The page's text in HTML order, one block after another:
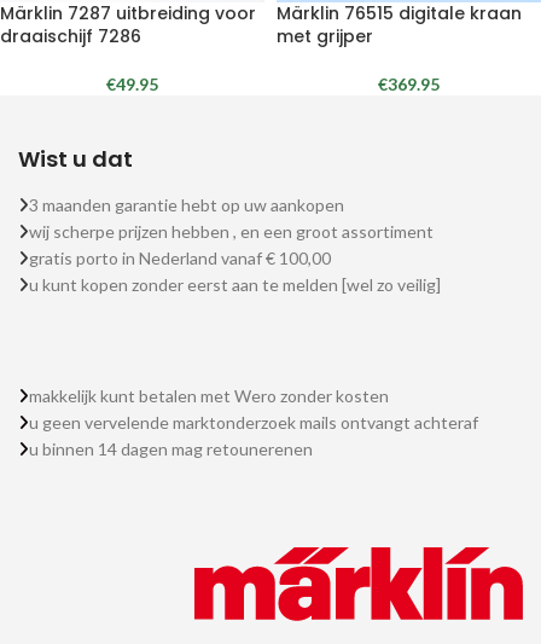
Märklin 7287 uitbreiding voor
draaischijf 7286
€49.95
Märklin 76515 digitale kraan
met grijper
€369.95
Wist u dat
3 maanden garantie hebt op uw aankopen
wij scherpe prijzen hebben , en een groot assortiment
gratis porto in Nederland vanaf € 100,00
u kunt kopen zonder eerst aan te melden [wel zo veilig]
makkelijk kunt betalen met Wero zonder kosten
u geen vervelende marktonderzoek mails ontvangt achteraf
u binnen 14 dagen mag retounerenen